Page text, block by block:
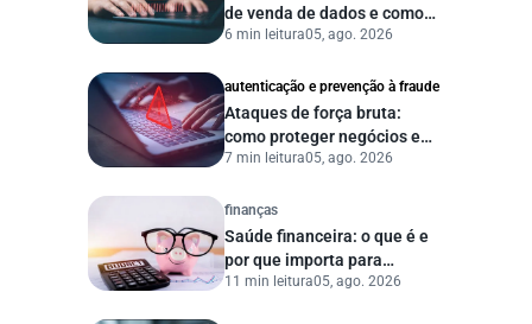
de venda de dados e como
proteger sua empresa?
6 min leitura05, ago. 2026
autenticação e prevenção à fraude
Ataques de força bruta:
como proteger negócios e
dados digitais
7 min leitura05, ago. 2026
finanças
Saúde financeira: o que é e
por que importa para
pessoas e empresas?
11 min leitura05, ago. 2026